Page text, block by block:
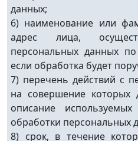
данных;
6) наименование или
адрес лица,
персональных данных
если обработка будет
7) перечень действий с
на совершение которых
описание
обработки персональных
8) срок, в течение